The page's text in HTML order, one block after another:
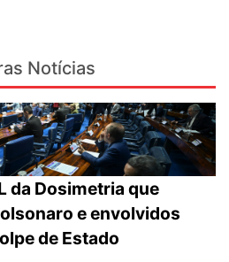
Notícias
da Dosimetria que
e envolvidos
de Estado